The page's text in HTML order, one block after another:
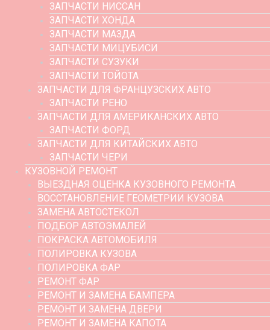
ЗАПЧАСТИ НИССАН
ЗАПЧАСТИ ХОНДА
ЗАПЧАСТИ МАЗДА
ЗАПЧАСТИ МИЦУБИСИ
ЗАПЧАСТИ СУЗУКИ
ЗАПЧАСТИ ТОЙОТА
ЗАПЧАСТИ ДЛЯ ФРАНЦУЗСКИХ АВТО
ЗАПЧАСТИ РЕНО
ЗАПЧАСТИ ДЛЯ АМЕРИКАНСКИХ АВТО
ЗАПЧАСТИ ФОРД
ЗАПЧАСТИ ДЛЯ КИТАЙСКИХ АВТО
ЗАПЧАСТИ ЧЕРИ
КУЗОВНОЙ РЕМОНТ
ВЫЕЗДНАЯ ОЦЕНКА КУЗОВНОГО РЕМОНТА
ВОССТАНОВЛЕНИЕ ГЕОМЕТРИИ КУЗОВА
ЗАМЕНА АВТОСТЕКОЛ
ПОДБОР АВТОЭМАЛЕЙ
ПОКРАСКА АВТОМОБИЛЯ
ПОЛИРОВКА КУЗОВА
ПОЛИРОВКА ФАР
РЕМОНТ ФАР
РЕМОНТ И ЗАМЕНА БАМПЕРА
РЕМОНТ И ЗАМЕНА ДВЕРИ
РЕМОНТ И ЗАМЕНА КАПОТА